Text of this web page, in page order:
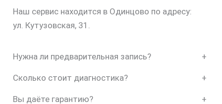
Наш сервис находится в Одинцово по адресу:
ул. Кутузовская, 31.
Нужна ли предварительная запись? +
Сколько стоит диагностика? +
Вы даёте гарантию? +